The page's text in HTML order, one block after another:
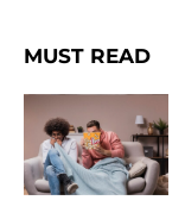
MUST READ